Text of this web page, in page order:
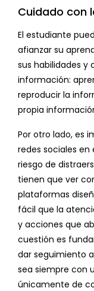
Cuidado con
El estudiante
afianzar su
sus habilidades y
información:
reproducir la
propia
Por otro lado, es
redes sociales
riesgo de
tienen que ver
plataformas
fácil que la
y acciones que
cuestión es
dar seguimiento
sea siempre con
únicamente de